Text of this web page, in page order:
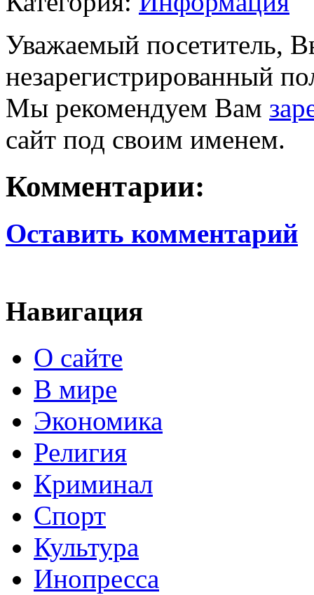
Уважаемый посетитель,
незарегистрированный
Мы рекомендуем Вам
сайт под своим именем.
Комментарии:
Оставить комментарий
Навигация
О сайте
В мире
Экономика
Религия
Криминал
Спорт
Культура
Инопресса